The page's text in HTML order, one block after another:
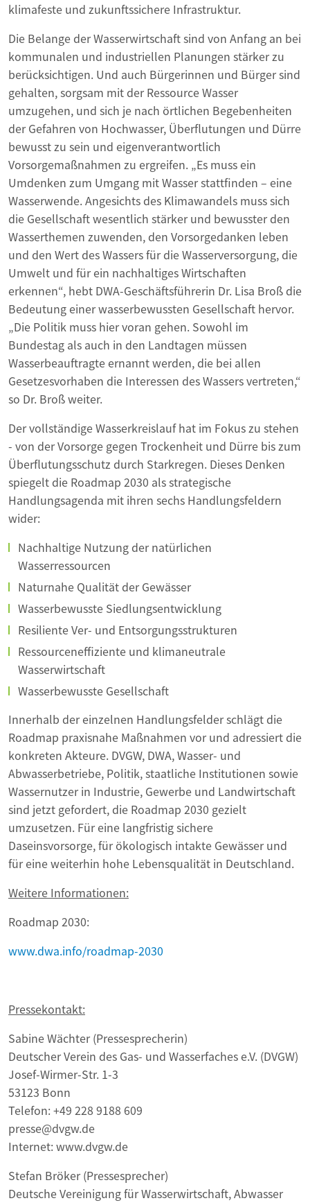
klimafeste und zukunftssichere Infrastruktur.
Die Belange der Wasserwirtschaft sind von Anfang an bei
kommunalen und industriellen Planungen stärker zu
berücksichtigen. Und auch Bürgerinnen und Bürger sind
gehalten, sorgsam mit der Ressource Wasser
umzugehen, und sich je nach örtlichen Begebenheiten
der Gefahren von Hochwasser, Überflutungen und Dürre
bewusst zu sein und eigenverantwortlich
Vorsorgemaßnahmen zu ergreifen. „Es muss ein
Umdenken zum Umgang mit Wasser stattfinden – eine
Wasserwende. Angesichts des Klimawandels muss sich
die Gesellschaft wesentlich stärker und bewusster den
Wasserthemen zuwenden, den Vorsorgedanken leben
und den Wert des Wassers für die Wasserversorgung, die
Umwelt und für ein nachhaltiges Wirtschaften
erkennen“, hebt DWA-Geschäftsführerin Dr. Lisa Broß die
Bedeutung einer wasserbewussten Gesellschaft hervor.
„Die Politik muss hier voran gehen. Sowohl im
Bundestag als auch in den Landtagen müssen
Wasserbeauftragte ernannt werden, die bei allen
Gesetzesvorhaben die Interessen des Wassers vertreten,“
so Dr. Broß weiter.
Der vollständige Wasserkreislauf hat im Fokus zu stehen
- von der Vorsorge gegen Trockenheit und Dürre bis zum
Überflutungsschutz durch Starkregen. Dieses Denken
spiegelt die Roadmap 2030 als strategische
Handlungsagenda mit ihren sechs Handlungsfeldern
wider:
Nachhaltige Nutzung der natürlichen
Wasserressourcen
Naturnahe Qualität der Gewässer
Wasserbewusste Siedlungsentwicklung
Resiliente Ver- und Entsorgungsstrukturen
Ressourceneffiziente und klimaneutrale
Wasserwirtschaft
Wasserbewusste Gesellschaft
Innerhalb der einzelnen Handlungsfelder schlägt die
Roadmap praxisnahe Maßnahmen vor und adressiert die
konkreten Akteure. DVGW, DWA, Wasser- und
Abwasserbetriebe, Politik, staatliche Institutionen sowie
Wassernutzer in Industrie, Gewerbe und Landwirtschaft
sind jetzt gefordert, die Roadmap 2030 gezielt
umzusetzen. Für eine langfristig sichere
Daseinsvorsorge, für ökologisch intakte Gewässer und
für eine weiterhin hohe Lebensqualität in Deutschland.
Weitere Informationen:
Roadmap 2030:
www.dwa.info/roadmap-2030
Pressekontakt:
Sabine Wächter (Pressesprecherin)
Deutscher Verein des Gas- und Wasserfaches e.V. (DVGW)
Josef-Wirmer-Str. 1-3
53123 Bonn
Telefon: +49 228 9188 609
presse@dvgw.de
Internet: www.dvgw.de
Stefan Bröker (Pressesprecher)
Deutsche Vereinigung für Wasserwirtschaft, Abwasser